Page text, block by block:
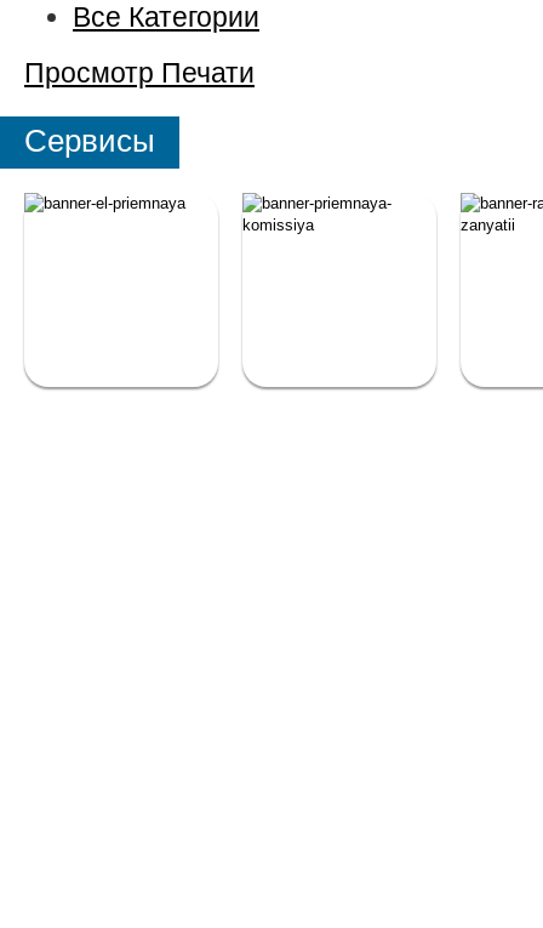
Все Категории
Просмотр Печати
Сервисы